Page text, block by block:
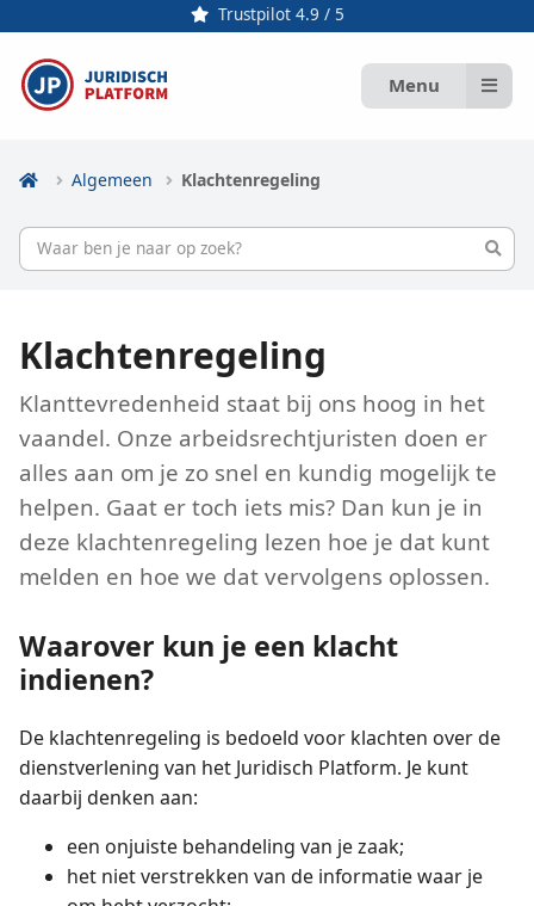
Trustpilot 4.9 / 5
Menu
Algemeen Klachtenregeling
Klachtenregeling
Klanttevredenheid staat bij ons hoog in het
vaandel. Onze arbeidsrechtjuristen doen er
alles aan om je zo snel en kundig mogelijk te
helpen. Gaat er toch iets mis? Dan kun je in
deze klachtenregeling lezen hoe je dat kunt
melden en hoe we dat vervolgens oplossen.
Waarover kun je een klacht
indienen?
De klachtenregeling is bedoeld voor klachten over de
dienstverlening van het Juridisch Platform. Je kunt
daarbij denken aan:
een onjuiste behandeling van je zaak;
het niet verstrekken van de informatie waar je